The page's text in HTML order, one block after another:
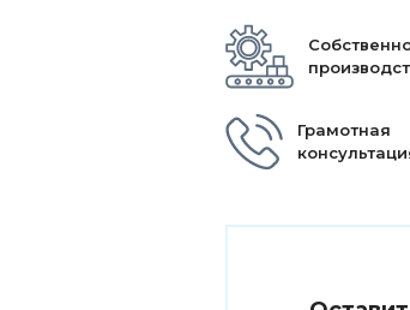
Грамотная